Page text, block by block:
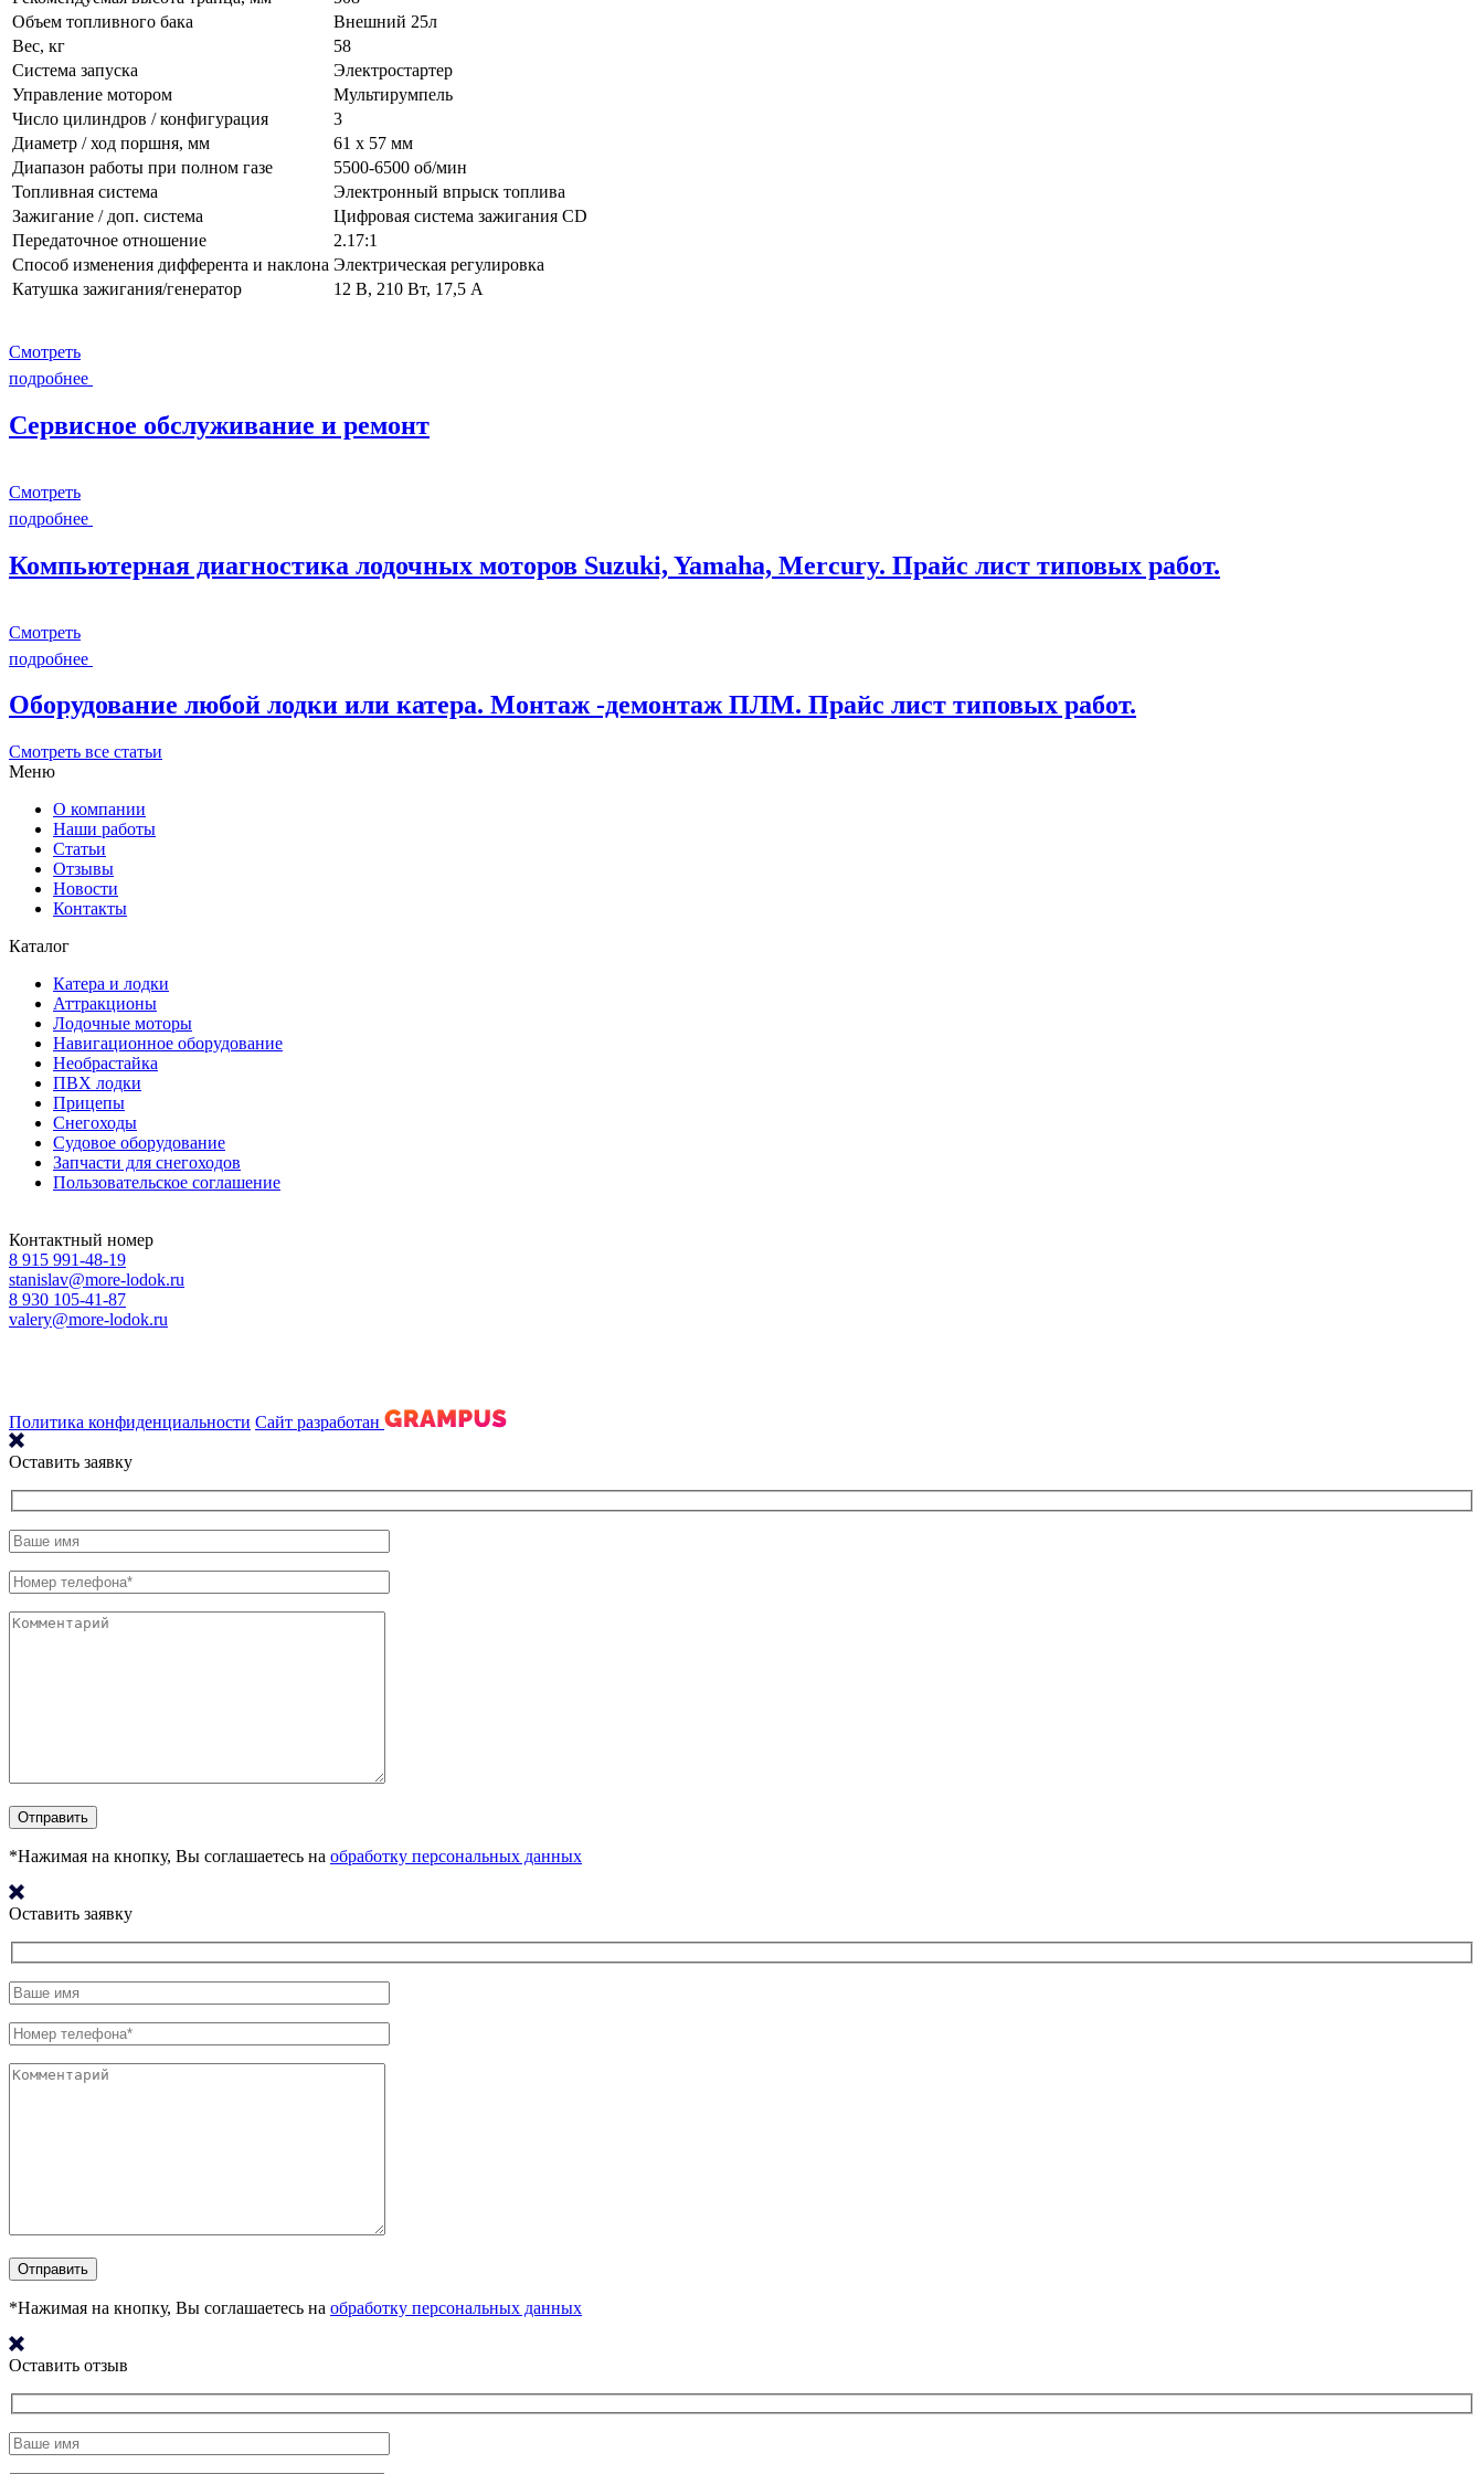
Объем топливного бака
Внешний 25л
Вес, кг
58
Система запуска
Электростартер
Управление мотором
Мультирумпель
Число цилиндров / конфигурация
3
Диаметр / ход поршня, мм
61 x 57 мм
Диапазон работы при полном газе
5500-6500 об/мин
Топливная система
Электронный впрыск топлива
Зажигание / доп. система
Цифровая система зажигания CD
Передаточное отношение
2.17:1
Способ изменения дифферента и наклона Электрическая регулировка
Катушка зажигания/генератор
12 В, 210 Вт, 17,5 А
Смотреть
подробнее
Сервисное обслуживание и ремонт
Смотреть
подробнее
Компьютерная диагностика лодочных моторов Suzuki, Yamaha, Mercury. Прайс лист типовых работ.
Смотреть
подробнее
Оборудование любой лодки или катера. Монтаж -демонтаж ПЛМ. Прайс лист типовых работ.
Смотреть все статьи
Меню
О компании
Наши работы
Статьи
Отзывы
Новости
Контакты
Каталог
Катера и лодки
Аттракционы
Лодочные моторы
Навигационное оборудование
Необрастайка
ПВХ лодки
Прицепы
Снегоходы
Судовое оборудование
Запчасти для снегоходов
Пользовательское соглашение
Контактный номер
8 915 991-48-19
stanislav@more-lodok.ru
8 930 105-41-87
valery@more-lodok.ru
Политика конфиденциальности Сайт разработан
Оставить заявку
*Нажимая на кнопку, Вы соглашаетесь на обработку персональных данных
Оставить заявку
*Нажимая на кнопку, Вы соглашаетесь на обработку персональных данных
Оставить отзыв